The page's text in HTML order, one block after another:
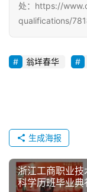
处：https://
qualifications/
翁垟春华
生成海报
浙江工商职业
科学历班毕业典